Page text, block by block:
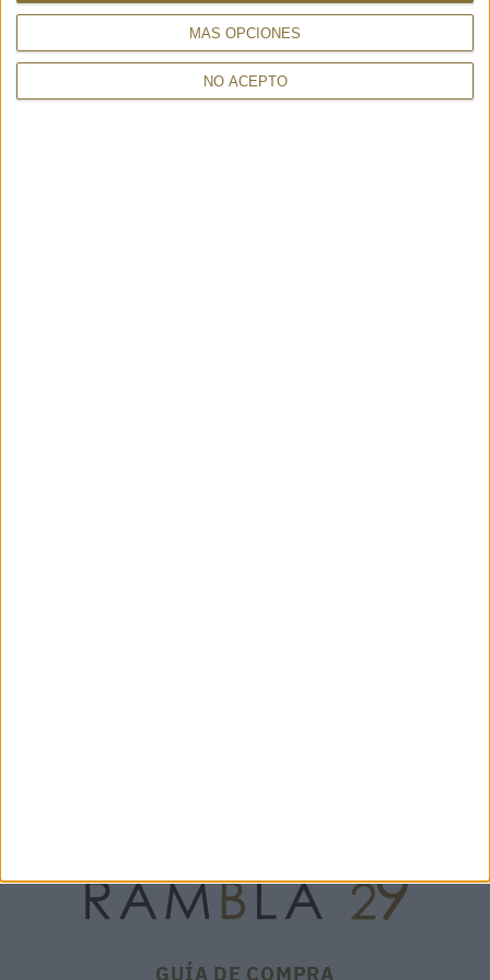
MÁS OPCIONES
NO ACEPTO
GUÍA DE COMPRA